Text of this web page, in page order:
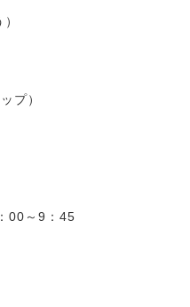
プ）
00～9：45